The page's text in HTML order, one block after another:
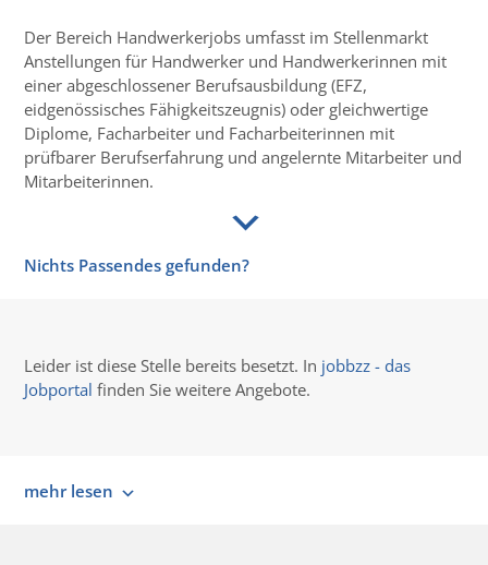
Der Bereich Handwerkerjobs umfasst im Stellenmarkt
Anstellungen für Handwerker und Handwerkerinnen mit
einer abgeschlossener Berufsausbildung (EFZ,
eidgenössisches Fähigkeitszeugnis) oder gleichwertige
Diplome, Facharbeiter und Facharbeiterinnen mit
prüfbarer Berufserfahrung und angelernte Mitarbeiter und
Mitarbeiterinnen.
Nichts Passendes gefunden?
Leider ist diese Stelle bereits besetzt. In jobbzz - das
Jobportal finden Sie weitere Angebote.
mehr lesen